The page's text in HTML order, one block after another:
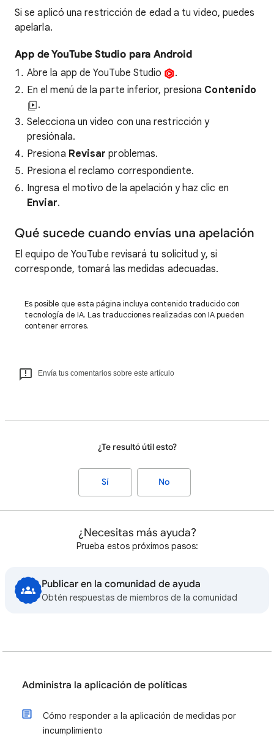
Si se aplicó una restricción de edad a tu video, puedes
apelarla.
App de YouTube Studio para Android
Abre la app de YouTube Studio
.
En el menú de la parte inferior, presiona Contenido
.
Selecciona un video con una restricción y
presiónala.
Presiona Revisar problemas.
Presiona el reclamo correspondiente.
Ingresa el motivo de la apelación y haz clic en
Enviar.
Qué sucede cuando envías una apelación
El equipo de YouTube revisará tu solicitud y, si
corresponde, tomará las medidas adecuadas.
Es posible que esta página incluya contenido traducido con
tecnología de IA. Las traducciones realizadas con IA pueden
contener errores.
Envía tus comentarios sobre este artículo
¿Te resultó útil esto?
Sí No
¿Necesitas más ayuda?
Prueba estos próximos pasos:
Publicar en la comunidad de ayuda
Obtén respuestas de miembros de la comunidad
Administra la aplicación de políticas
Cómo responder a la aplicación de medidas por
incumplimiento